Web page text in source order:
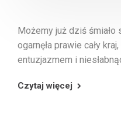
Możemy już dziś
ogarnęła prawie cały
entuzjazmem i
Czytaj więcej